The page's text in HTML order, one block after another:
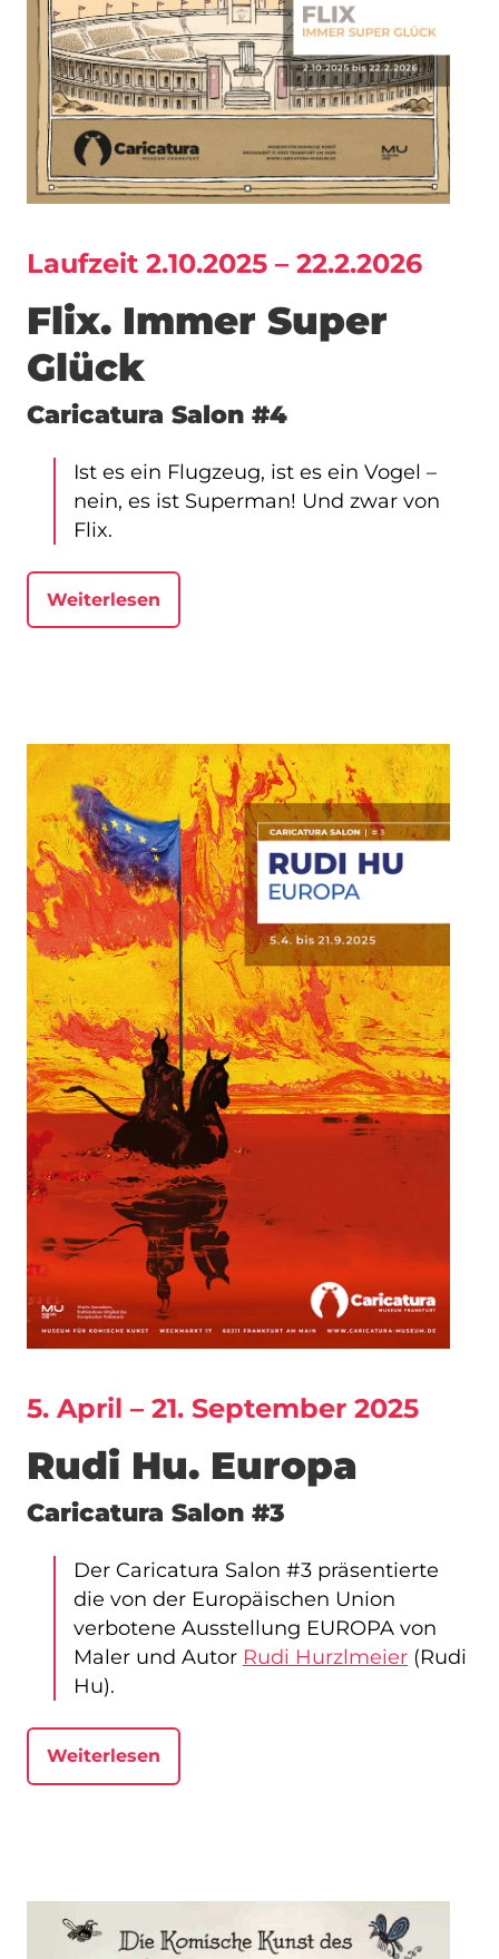
Laufzeit 2.10.2025 – 22.2.2026
Flix. Immer Super
Glück
Caricatura Salon #4
Ist es ein Flugzeug, ist es ein Vogel –
nein, es ist Superman! Und zwar von
Flix.
Weiterlesen
5. April – 21. September 2025
Rudi Hu. Europa
Caricatura Salon #3
Der Caricatura Salon #3 präsentierte
die von der Europäischen Union
verbotene Ausstellung EUROPA von
Maler und Autor Rudi Hurzlmeier (Rudi
Hu).
Weiterlesen